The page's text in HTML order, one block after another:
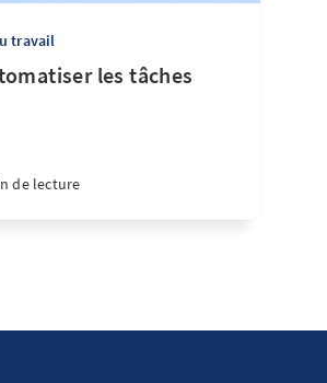
travail
les tâches
de lecture